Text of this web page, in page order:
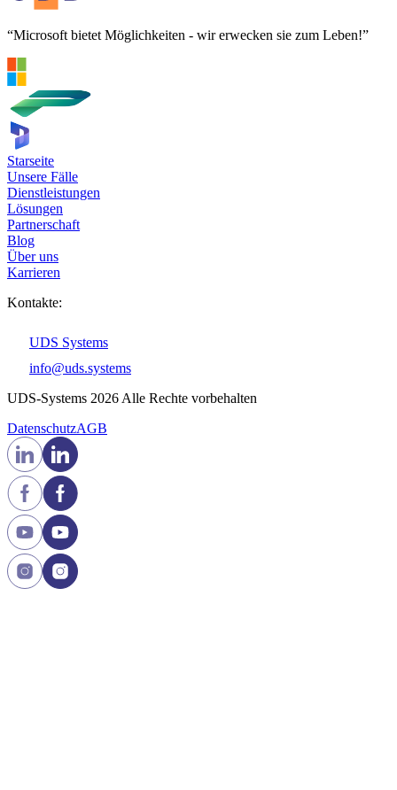
“Microsoft bietet Möglichkeiten - wir erwecken sie zum Leben!”
Starseite
Unsere Fälle
Dienstleistungen
Lösungen
Partnerschaft
Blog
Über uns
Karrieren
Kontakte:
UDS Systems
info@uds.systems
UDS-Systems 2026 Alle Rechte vorbehalten
DatenschutzAGB